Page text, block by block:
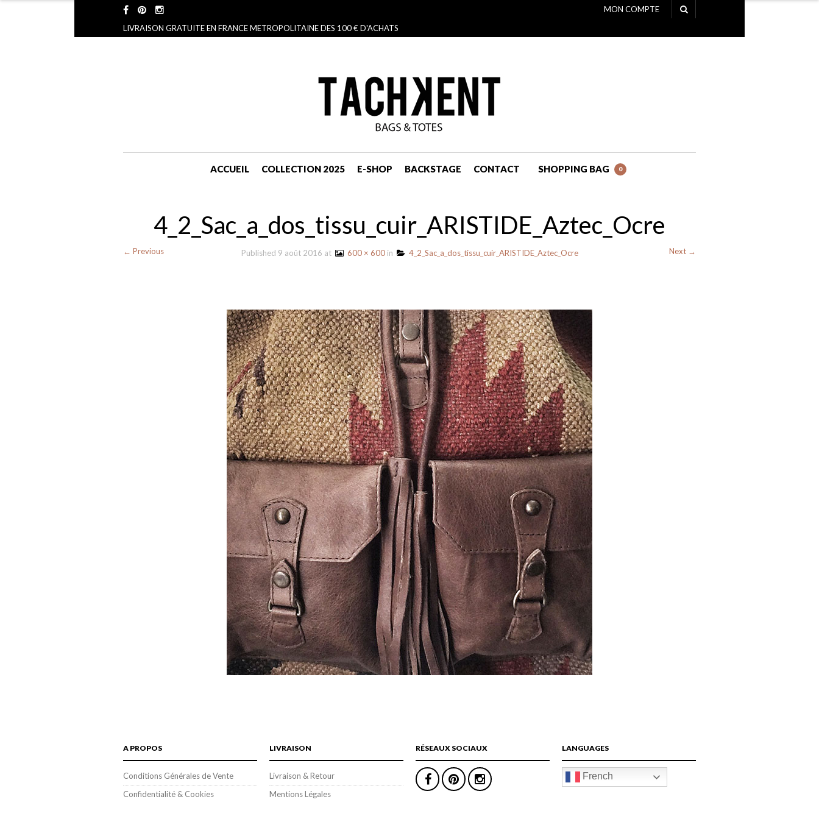
LIVRAISON GRATUITE EN FRANCE METROPOLITAINE DES 100 € D'ACHATS
MON COMPTE
ACCUEIL COLLECTION 2025 E-SHOP BACKSTAGE CONTACT SHOPPING BAG 0
4_2_Sac_a_dos_tissu_cuir_ARISTIDE_Aztec_Ocre
Published 9 août 2016 at 600 × 600in 4_2_Sac_a_dos_tissu_cuir_ARISTIDE_Aztec_Ocre
← Previous Next →
A PROPOS
Conditions Générales de Vente
Confidentialité & Cookies
LIVRAISON
Livraison & Retour
Mentions Légales
RÉSEAUX SOCIAUX LANGUAGES
French
NAVIGATION